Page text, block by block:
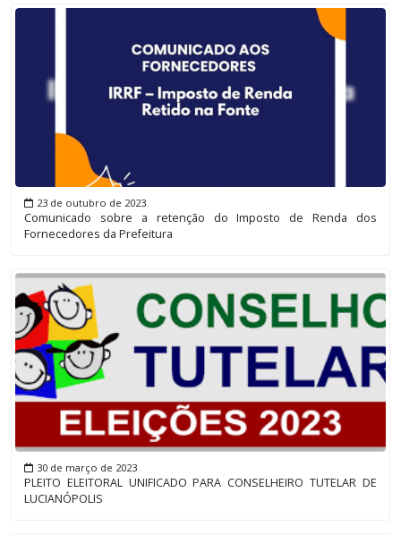
23 de outubro de 2023
Comunicado sobre a retenção do Imposto de Renda dos
Fornecedores da Prefeitura
30 de março de 2023
PLEITO ELEITORAL UNIFICADO PARA CONSELHEIRO TUTELAR DE
LUCIANÓPOLIS